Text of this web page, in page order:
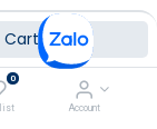
0
Account